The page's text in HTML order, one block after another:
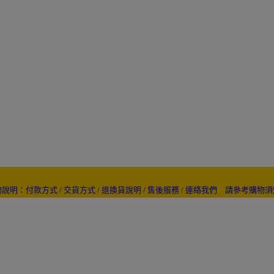
明：付款方式 / 交貨方式 / 退換貨說明 / 售後服務 / 連絡我們 請參考購物